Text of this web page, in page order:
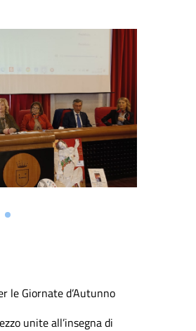
le Giornate d’Autunno
unite all’insegna di